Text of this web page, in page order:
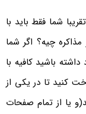
شما فقط باید با
چیه؟ اگر شما
باشید کافیه با
کنید تا در یکی از
یا از تمام صفحات